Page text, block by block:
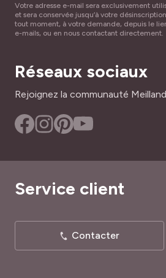
Votre adresse e-mail sera exclusivement
et sera conservée jusqu’à votre
tout moment, à votre demande, depuis le
e-mails, ou en nous contactant directement.
Réseaux sociaux
Rejoignez la communauté
Service client
Contacter